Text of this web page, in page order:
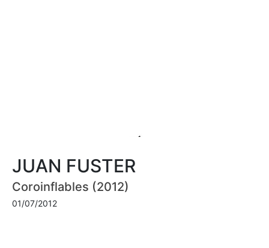
JUAN FUSTER
Coroinflables (2012)
01/07/2012